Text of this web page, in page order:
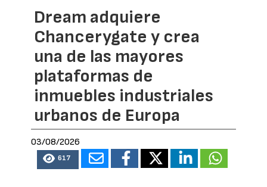
Dream adquiere
Chancerygate y crea
una de las mayores
plataformas de
inmuebles industriales
urbanos de Europa
03/08/2026
617